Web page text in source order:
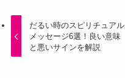
だるい時のスピリチュアル
メッセージ6選！良い意味
と悪いサインを解説